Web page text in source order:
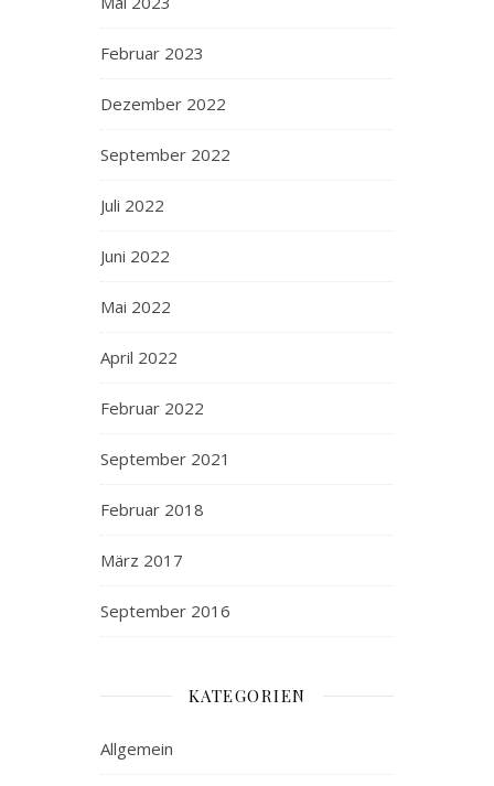
Februar 2023
Dezember 2022
September 2022
Juli 2022
Juni 2022
Mai 2022
April 2022
Februar 2022
September 2021
Februar 2018
März 2017
September 2016
KATEGORIEN
Allgemein